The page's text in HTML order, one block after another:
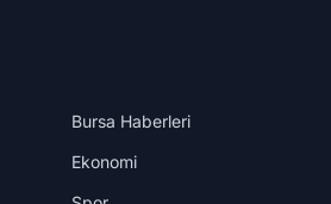
Bursa Haberleri
Ekonomi